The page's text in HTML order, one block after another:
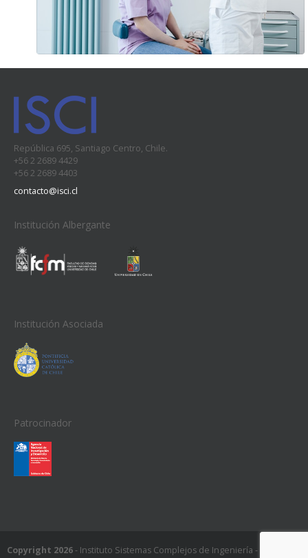
República 695, Santiago Centro, Chile.
+56 2 2689 4429
+56 2 2689 4403
contacto@isci.cl
Institución Albergante
Institución Asociada
Patrocinador
Copyright 2026- Instituto Sistemas Complejos de Ingeniería - ISCI